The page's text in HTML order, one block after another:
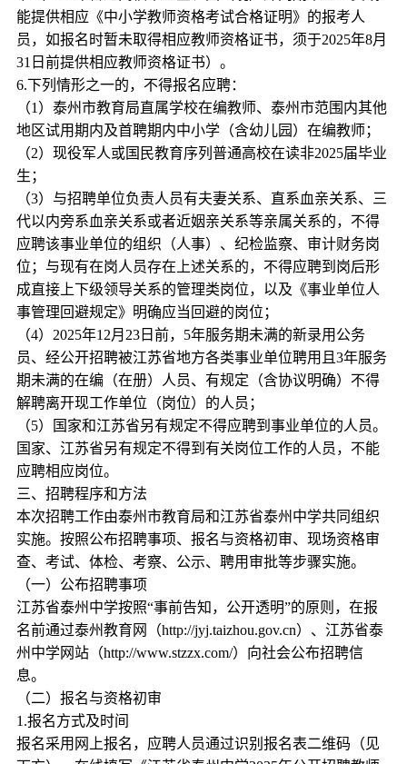
能提供相应《中小学教师资格考试合格证明》的报考人
员，如报名时暂未取得相应教师资格证书，须于2025年8月
31日前提供相应教师资格证书）。
6.下列情形之一的，不得报名应聘：
（1）泰州市教育局直属学校在编教师、泰州市范围内其他
地区试用期内及首聘期内中小学（含幼儿园）在编教师；
（2）现役军人或国民教育序列普通高校在读非2025届毕业
生；
（3）与招聘单位负责人员有夫妻关系、直系血亲关系、三
代以内旁系血亲关系或者近姻亲关系等亲属关系的，不得
应聘该事业单位的组织（人事）、纪检监察、审计财务岗
位；与现有在岗人员存在上述关系的，不得应聘到岗后形
成直接上下级领导关系的管理类岗位，以及《事业单位人
事管理回避规定》明确应当回避的岗位；
（4）2025年12月23日前，5年服务期未满的新录用公务
员、经公开招聘被江苏省地方各类事业单位聘用且3年服务
期未满的在编（在册）人员、有规定（含协议明确）不得
解聘离开现工作单位（岗位）的人员；
（5）国家和江苏省另有规定不得应聘到事业单位的人员。
国家、江苏省另有规定不得到有关岗位工作的人员，不能
应聘相应岗位。
三、招聘程序和方法
本次招聘工作由泰州市教育局和江苏省泰州中学共同组织
实施。按照公布招聘事项、报名与资格初审、现场资格审
查、考试、体检、考察、公示、聘用审批等步骤实施。
（一）公布招聘事项
江苏省泰州中学按照“事前告知，公开透明”的原则，在报
名前通过泰州教育网（http://jyj.taizhou.gov.cn）、江苏省泰
州中学网站（http://www.stzzx.com/）向社会公布招聘信
息。
（二）报名与资格初审
1.报名方式及时间
报名采用网上报名，应聘人员通过识别报名表二维码（见